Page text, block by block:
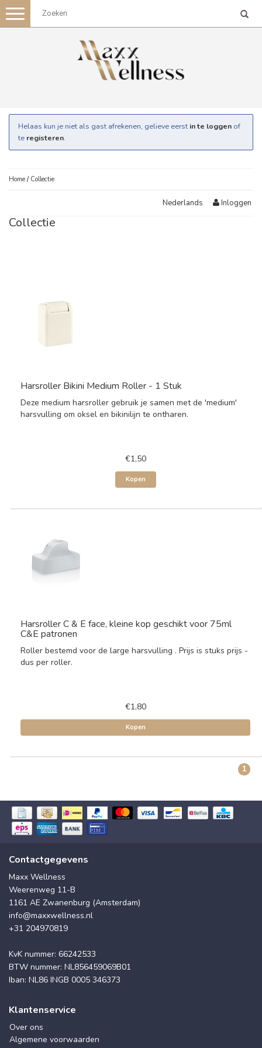
Toggle
navigation
Helaas kun je niet als gast afrekenen, gelieve eerst in te loggen of
te registeren.
Home / Collectie
Nederlands Inloggen
Collectie
Harsroller Bikini Medium Roller - 1 Stuk
Deze medium harsroller gebruik je samen met de 'medium'
harsvulling om oksel en bikinilijn te ontharen.
€1,50
Kopen
Harsroller C & E face, kleine kop geschikt voor 75ml
C&E patronen
Roller bestemd voor de large harsvulling . Prijs is stuks prijs -
dus per roller.
€1,80
Kopen
1
Contactgegevens
Maxx Wellness
Weerenweg 11-B
1161 AE Zwanenburg (Amsterdam)
info@maxxwellness.nl
+31 204970819
KvK nummer: 66242533
BTW nummer: NL856459069B01
Iban: NL86 INGB 0005 346373
Klantenservice
Over ons
Algemene voorwaarden